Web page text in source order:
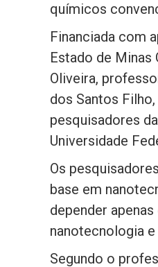
químicos
Financiada com
Estado de Minas
Oliveira,
dos Santos
pesquisadores
Universidade
Os
base em
depender
nanotecnologia
Segundo o